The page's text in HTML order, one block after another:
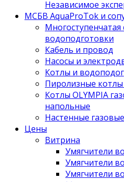
Независимое
МСБВ AquaProTok и
Многоступенчатая
водоподготовки
Кабель и провод
Насосы и
Котлы и
Пиролизные
Котлы OLYMPIA
напольные
Настенные
Цены
Витрина
Умягчители
Умягчители
Умягчители